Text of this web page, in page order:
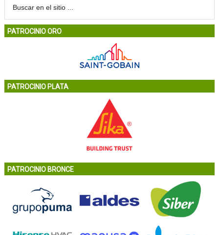
PATROCINIO ORO
PATROCINIO PLATA
PATROCINIO BRONCE